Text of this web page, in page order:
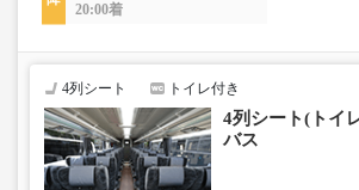
20:00着
4列シート トイレ付き
4列シート(トイ
バス